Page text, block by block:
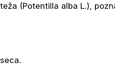
(Potentilla alba L.),